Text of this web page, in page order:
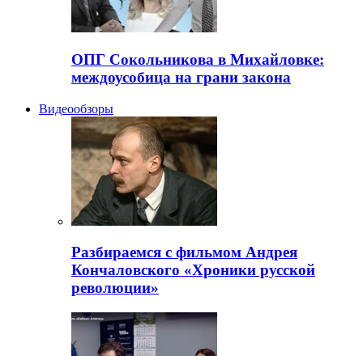
ОПГ Сокольникова в Михайловке:
междоусобица на грани закона
Видеообзоры
Разбираемся с фильмом Андрея
Кончаловского «Хроники русской
революции»